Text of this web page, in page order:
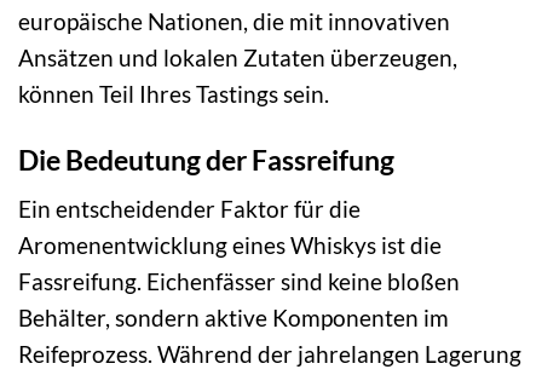
europäische Nationen, die mit innovativen
Ansätzen und lokalen Zutaten überzeugen,
können Teil Ihres Tastings sein.
Die Bedeutung der Fassreifung
Ein entscheidender Faktor für die
Aromenentwicklung eines Whiskys ist die
Fassreifung. Eichenfässer sind keine bloßen
Behälter, sondern aktive Komponenten im
Reifeprozess. Während der jahrelangen Lagerung